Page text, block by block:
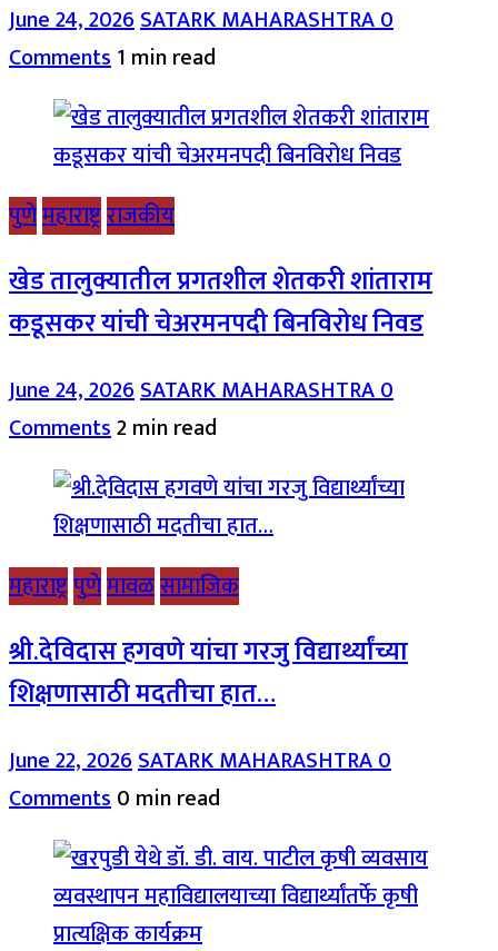
June 24, 2026SATARK MAHARASHTRA0
Comments1 min read
पुणेमहाराष्ट्रराजकीय
खेड तालुक्यातील प्रगतशील शेतकरी शांताराम
कडूसकर यांची चेअरमनपदी बिनविरोध निवड
June 24, 2026SATARK MAHARASHTRA0
Comments2 min read
महाराष्ट्रपुणेमावळसामाजिक
श्री.देविदास हगवणे यांचा गरजु विद्यार्थ्यांच्या
शिक्षणासाठी मदतीचा हात…
June 22, 2026SATARK MAHARASHTRA0
Comments0 min read